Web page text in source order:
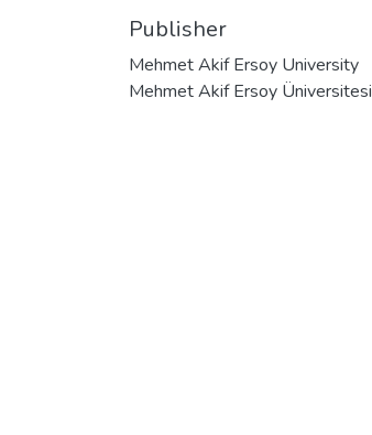
Publisher
Mehmet Akif Ersoy University
Mehmet Akif Ersoy Üniversitesi